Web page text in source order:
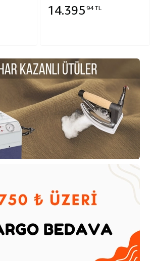
Spr/Mn 2003 Fd | Döner
Başlıklı
14.395 94 TL